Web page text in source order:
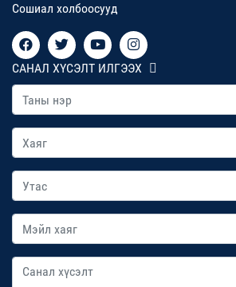
Сошиал холбоосууд
САНАЛ ХҮСЭЛТ ИЛГЭЭХ